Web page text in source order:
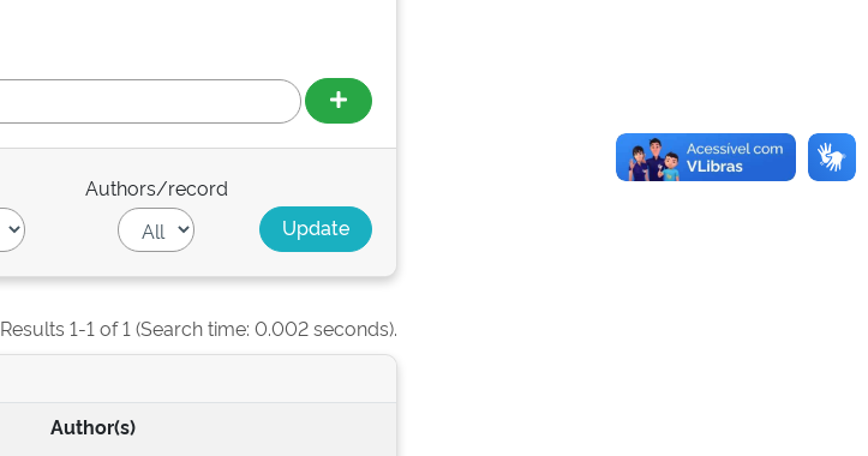
Authors/record
Results 1-1 of 1 (Search time: 0.002 seconds).
Author(s)